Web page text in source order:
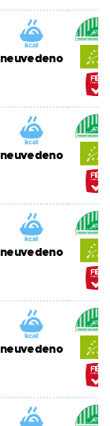
neuvedeno
neuvedeno
neuvedeno
neuvedeno